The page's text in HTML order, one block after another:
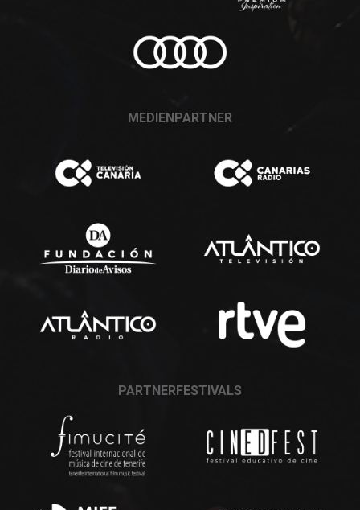
MEDIENPARTNER
PARTNERFESTIVALS